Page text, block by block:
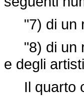
"7) di un
"8) di un
e degli
Il quarto